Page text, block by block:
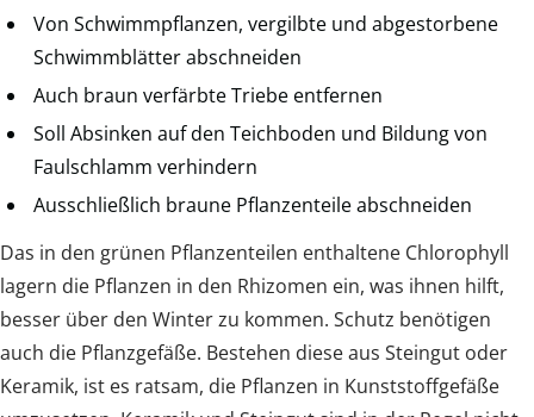
Von Schwimmpflanzen, vergilbte und abgestorbene
Schwimmblätter abschneiden
Auch braun verfärbte Triebe entfernen
Soll Absinken auf den Teichboden und Bildung von
Faulschlamm verhindern
Ausschließlich braune Pflanzenteile abschneiden
Das in den grünen Pflanzenteilen enthaltene Chlorophyll
lagern die Pflanzen in den Rhizomen ein, was ihnen hilft,
besser über den Winter zu kommen. Schutz benötigen
auch die Pflanzgefäße. Bestehen diese aus Steingut oder
Keramik, ist es ratsam, die Pflanzen in Kunststoffgefäße